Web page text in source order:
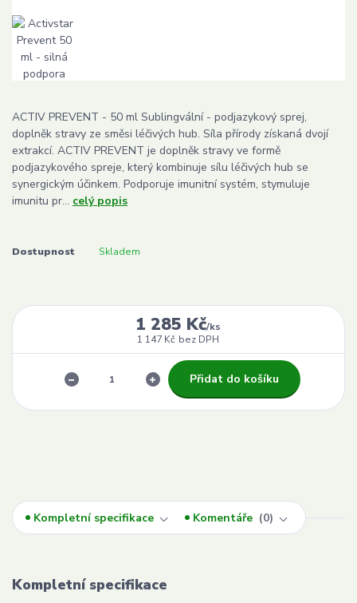
ACTIV PREVENT - 50 ml Sublingvální - podjazykový sprej,
doplněk stravy ze směsi léčivých hub. Síla přírody získaná dvojí
extrakcí. ACTIV PREVENT je doplněk stravy ve formě
podjazykového spreje, který kombinuje sílu léčivých hub se
synergickým účinkem. Podporuje imunitní systém, stymuluje
imunitu pr... celý popis
Dostupnost Skladem
1 285 Kč/ks
1 147 Kč bez DPH
Přidat do košíku
Kompletní specifikace Komentáře 0
Kompletní specifikace